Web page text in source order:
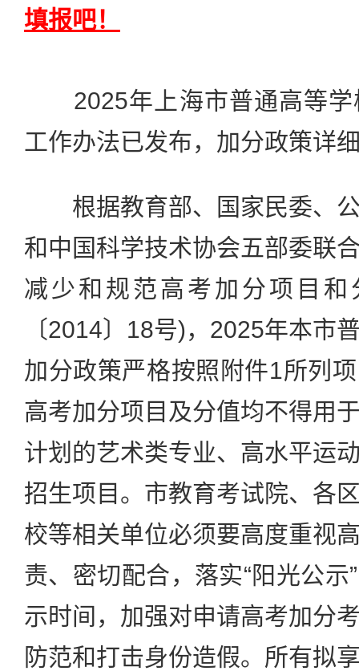
填报吧！
2025年上海市普通高等学
工作办法已发布，加分政策详
根据教育部、国家民委、公
和中国科学技术协会五部委联
减少和规范高考加分项目
〔2014〕18号)，2025年本市
加分政策严格按照附件1所列
高考加分项目及分值均不得用
计划的艺术类专业、高水平运
招生项目。市教育考试院、各
校等相关单位必须要高度重视
责、密切配合，落实“阳光公示
示时间，加强对申请高考加分
防范和打击身份造假。所有拟